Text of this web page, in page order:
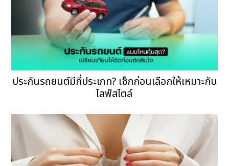
ประกันรถยนต์มีกี่ประเภท? เช็กก่อนเลือกให้เหมาะกับ
ไลฟ์สไตล์